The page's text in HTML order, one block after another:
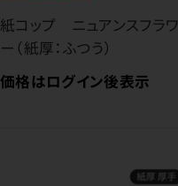
紙コップ ニュアンスフラワ
ー（紙厚：ふつう）
価格はログイン後表示